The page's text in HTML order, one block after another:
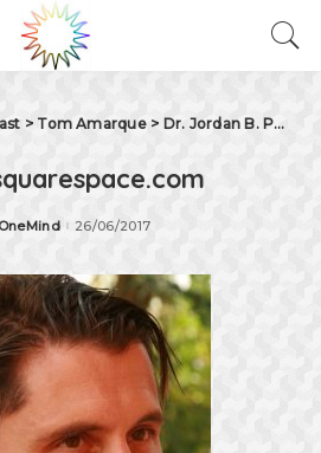
> Tom Amarque> Dr. Jordan B. Peterson: PC-Culture, Postmodernism and Maps of meaning [engl.]
26/06/2017